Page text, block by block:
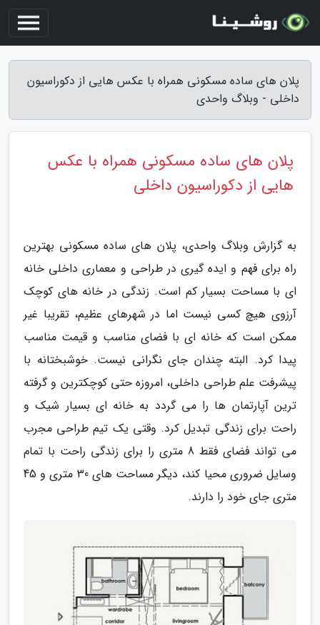
پلان های ساده مسکونی همراه با عکس هایی از دکوراسیون
داخلی - وبلاگ واحدی
پلان های ساده مسکونی همراه با عکس
هایی از دکوراسیون داخلی
به گزارش وبلاگ واحدی، پلان های ساده مسکونی بهترین
راه برای فهم و ایده گیری در طراحی و معماری داخلی خانه
ای با مساحت بسیار کم است. زندگی در خانه های کوچک
آرزوی هیچ کسی نیست اما در شهرهای عظیم، تقریبا غیر
ممکن است که خانه ای با فضای مناسب و قیمت مناسب
پیدا کرد. البته چندان جای نگرانی نیست. خوشبختانه با
پیشرفت علم طراحی داخلی، امروزه حتی کوچکترین و گرفته
ترین آپارتمان ها را می گردد به خانه ای بسیار شیک و
راحت برای زندگی تبدیل کرد. وقتی یک تیم طراحی مجرب
می تواند فضای فقط 8 متری را برای زندگی راحت با تمام
وسایل ضروری محیا کند، دیگر مساحت های 30 متری و 45
متری جای خود را دارند.